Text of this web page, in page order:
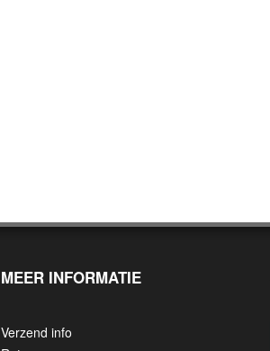
MEER INFORMATIE
Verzend info